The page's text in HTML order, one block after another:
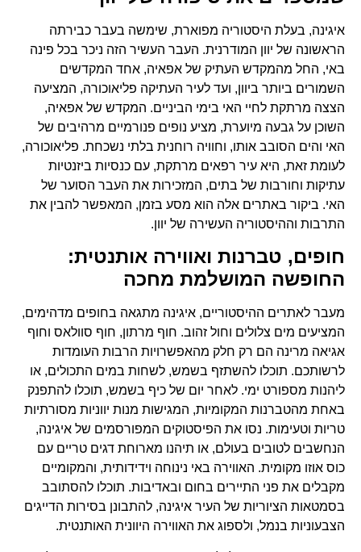
איגינה, בעלת היסטוריה מפוארת, שימשה בעבר כבירתה
הראשונה של יוון המודרנית. העבר העשיר הזה ניכר בכל פינה
באי, החל מהמקדש העתיק של אפאיה, אחד המקדשים
השמורים ביותר ביוון, ועד לעיר העתיקה פליאוכורה, המציעה
הצצה מרתקת לחיי האי בימי הביניים. המקדש של אפאיה,
השוכן על גבעה מיוערת, מציע נופים פנורמיים מרהיבים של
האי והים הסובב אותו, וחוויה רוחנית בלתי נשכחת. פליאוכורה,
לעומת זאת, היא עיר רפאים מרתקת, עם כנסיות ביזנטיות
עתיקות וחורבות של בתים, המזכירות את העבר הסוער של
האי. ביקור באתרים אלה הוא מסע בזמן, המאפשר להבין את
התרבות וההיסטוריה העשירה של יוון.
חופים, טברנות ואווירה אותנטית:
החופשה המושלמת מחכה
מעבר לאתרים ההיסטוריים, איגינה מתגאה בחופים מדהימים,
המציעים מים צלולים וחול זהוב. חוף מרתון, חוף סוולאס וחוף
אגיאה מרינה הם רק חלק מהאפשרויות הרבות העומדות
לרשותכם. תוכלו להשתזף בשמש, לשחות במים התכולים, או
ליהנות מספורט ימי. לאחר יום של כיף בשמש, תוכלו להתפנק
באחת מהטברנות המקומיות, המגישות מנות יווניות מסורתיות
טריות וטעימות. נסו את הפיסטוקים המפורסמים של איגינה,
הנחשבים לטובים בעולם, או תיהנו מארוחת דגים טריים עם
כוס אוזו מקומית. האווירה באי נינוחה וידידותית, והמקומיים
מקבלים את פני התיירים בחום ובאדיבות. תוכלו להסתובב
בסמטאות הציוריות של העיר איגינה, להתבונן בסירות הדייגים
הצבעוניות בנמל, ולספוג את האווירה היוונית האותנטית.